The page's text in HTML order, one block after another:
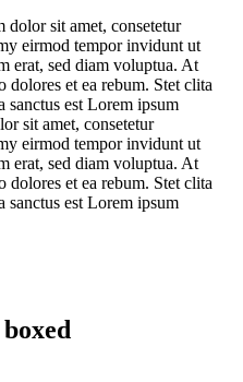
sit amet, consetetur
eirmod tempor invidunt ut
erat, sed diam voluptua. At
dolores et ea rebum. Stet clita
sanctus est Lorem ipsum
sit amet, consetetur
eirmod tempor invidunt ut
erat, sed diam voluptua. At
dolores et ea rebum. Stet clita
sanctus est Lorem ipsum